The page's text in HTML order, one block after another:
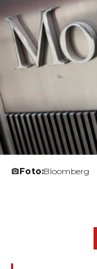
Foto:Bloomberg